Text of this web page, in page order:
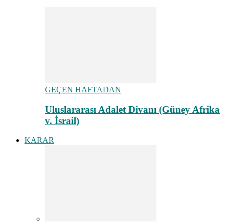
GEÇEN HAFTADAN
Uluslararası Adalet Divanı (Güney Afrika
v. İsrail)
KARAR